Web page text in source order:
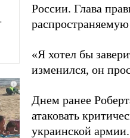
России. Глава
«Я хотел бы
изменился, он
Днем ранее
атаковать
украинской